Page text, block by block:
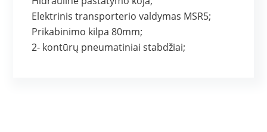
Elektrinis transporterio valdymas MSR5;
Prikabinimo kilpa 80mm;
2- kontūrų pneumatiniai stabdžiai;